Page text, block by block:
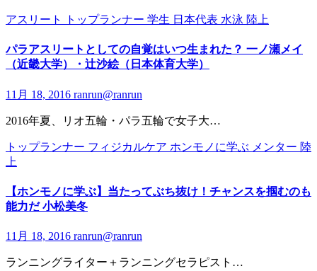
アスリート トップランナー 学生 日本代表 水泳 陸上
パラアスリートとしての自覚はいつ生まれた？ 一ノ瀬メイ
（近畿大学）・辻沙絵（日本体育大学）
11月 18, 2016 ranrun@ranrun
2016年夏、リオ五輪・パラ五輪で女子大…
トップランナー フィジカルケア ホンモノに学ぶ メンター 陸
上
【ホンモノに学ぶ】当たってぶち抜け！チャンスを掴むのも
能力だ 小松美冬
11月 18, 2016 ranrun@ranrun
ランニングライター＋ランニングセラピスト…